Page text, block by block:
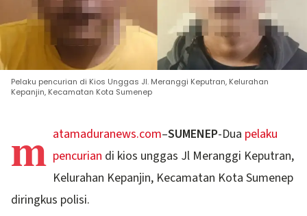
Pelaku pencurian di Kios Unggas Jl. Meranggi Keputran, Kelurahan
Kepanjin, Kecamatan Kota Sumenep
m atamaduranews.com–SUMENEP-Dua pelaku
pencurian di kios unggas Jl Meranggi Keputran,
Kelurahan Kepanjin, Kecamatan Kota Sumenep
diringkus polisi.